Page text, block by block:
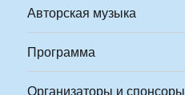
Авторская музыка
Программа
Организаторы и спонсоры